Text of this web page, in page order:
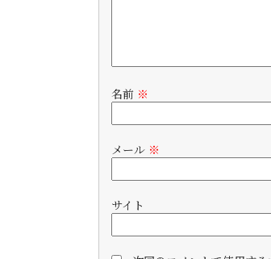
名前 ※
メール ※
サイト